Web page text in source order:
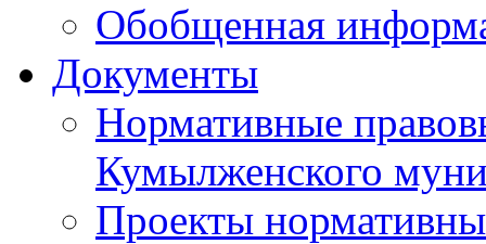
Обобщенная
Документы
Нормативные
Кумылженского
Проекты